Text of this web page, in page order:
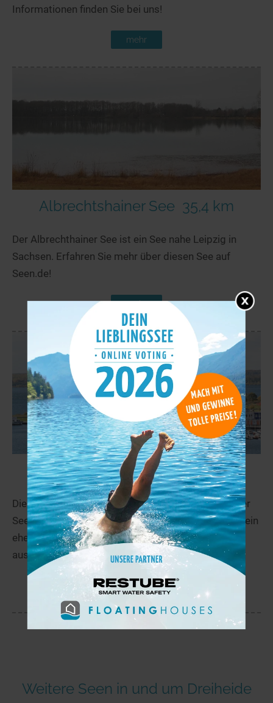
Informationen finden Sie bei uns!
mehr
Albrechtshainer See 35,4 km
Der Albrechthainer See ist ein See nahe Leipzig in
Sachsen. Erfahren Sie mehr über diesen See auf
Seen.de!
mehr
Goitzsche 35,7 km
Die Goitzsche, auch Bernsteinsee an der Bitterfelder
Seepromenade oder Bitterfelder Meer benannt, ist ein
ehemaliger Braunkohletagebau. Der Name stammt
aus der vor dem Tagebau vorhandenen...
mehr
Weitere Seen in und um Dreiheide